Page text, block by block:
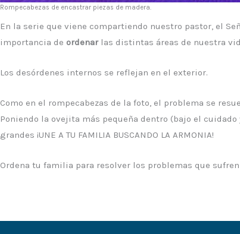
Rompecabezas de encastrar piezas de madera.
En la serie que viene compartiendo nuestro pastor, el
importancia de ordenarlas distintas áreas de nuestra
Los desórdenes internos se reflejan en el exterior.
Como en el rompecabezas de la foto, el problema se
Poniendo la ovejita más pequeña dentro (bajo el
grandes ¡UNE A TU FAMILIA BUSCANDO LA ARMONIA!
Ordena tu familia para resolver los problemas que